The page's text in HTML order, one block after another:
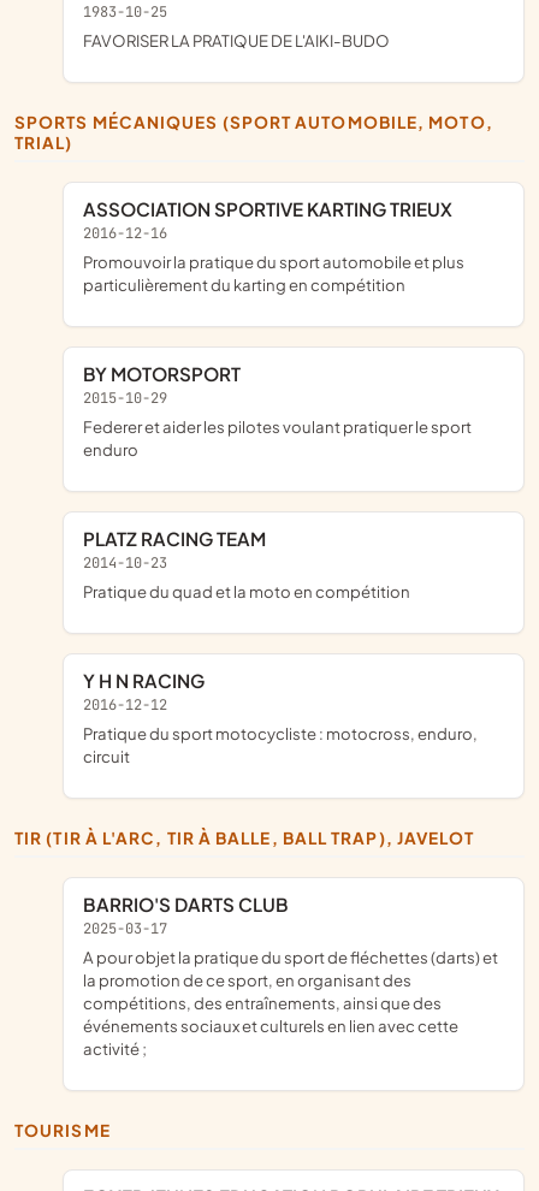
1983-10-25
FAVORISER LA PRATIQUE DE L'AIKI-BUDO
SPORTS MÉCANIQUES (SPORT AUTOMOBILE, MOTO,
TRIAL)
ASSOCIATION SPORTIVE KARTING TRIEUX
2016-12-16
promouvoir la pratique du sport automobile et plus
particulièrement du karting en compétition
BY MOTORSPORT
2015-10-29
federer et aider les pilotes voulant pratiquer le sport
enduro
PLATZ RACING TEAM
2014-10-23
pratique du quad et la moto en compétition
Y H N RACING
2016-12-12
pratique du sport motocycliste : motocross, enduro,
circuit
TIR (TIR À L'ARC, TIR À BALLE, BALL TRAP), JAVELOT
BARRIO'S DARTS CLUB
2025-03-17
a pour objet la pratique du sport de fléchettes (darts) et
la promotion de ce sport, en organisant des
compétitions, des entraînements, ainsi que des
événements sociaux et culturels en lien avec cette
activité ;
TOURISME